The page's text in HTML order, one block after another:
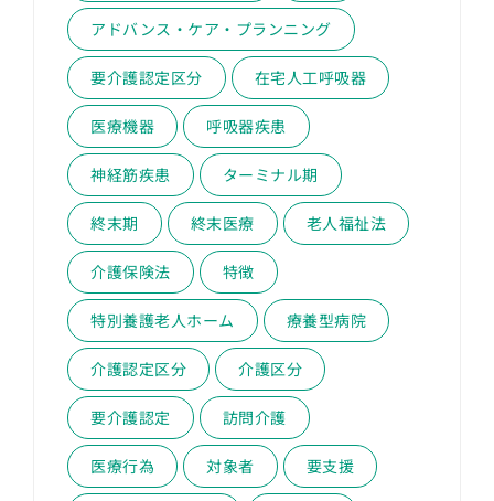
アドバンス・ケア・プランニング
要介護認定区分 在宅人工呼吸器
医療機器 呼吸器疾患
神経筋疾患 ターミナル期
終末期 終末医療 老人福祉法
介護保険法 特徴
特別養護老人ホーム 療養型病院
介護認定区分 介護区分
要介護認定 訪問介護
医療行為 対象者 要支援